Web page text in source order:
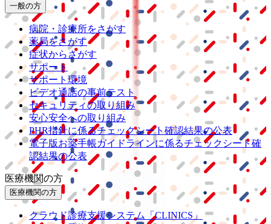
一般の方
病院・診療所をさがす
薬局をさがす
症状からさがす
サポート
サポート環境
ビデオ通話の事前テスト
セキュリティの取り組み
安心安全への取り組み
PHR指針に係るチェックシート確認結果の公表
電子版お薬手帳ガイドラインに係るチェックシート確
認結果の公表
医療機関の方
医療機関の方
クラウド診療支援システム
「CLINICS」